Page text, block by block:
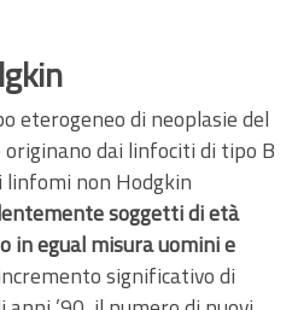
eterogeneo di neoplasie del
dai linfociti di tipo B
linfomi non Hodgkin
soggetti di età
in egual misura uomini e
significativo di